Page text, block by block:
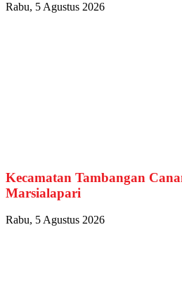
Rabu, 5 Agustus 2026
Kecamatan Tambangan
Marsialapari
Rabu, 5 Agustus 2026